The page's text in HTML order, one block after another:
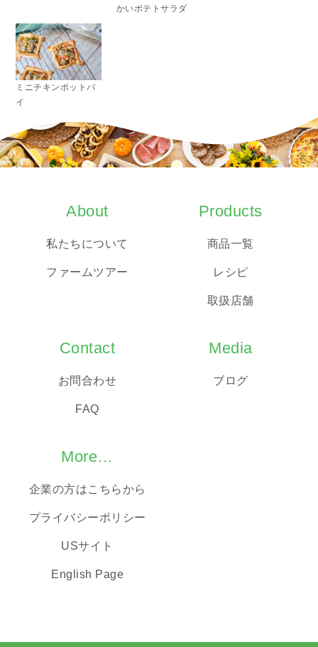
かいポテトサラダ
ミニチキンポットパ
イ
About
私たちについて
ファームツアー
Products
商品一覧
レシピ
取扱店舗
Contact
お問合わせ
FAQ
Media
ブログ
More…
企業の方はこちらから
プライバシーポリシー
USサイト
English Page